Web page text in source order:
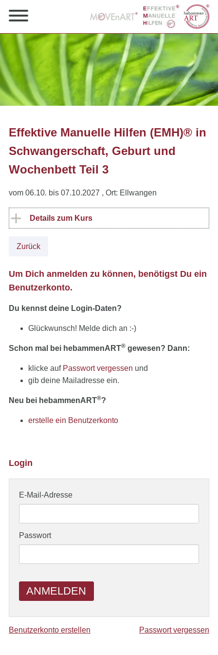
Effektive Manuelle Hilfen (EMH)® in
Schwangerschaft, Geburt und
Wochenbett Teil 3
vom 06.10. bis 07.10.2027 , Ort: Ellwangen
Details zum Kurs
Zurück
Um Dich anmelden zu können, benötigst Du ein
Benutzerkonto.
Du kennst deine Login-Daten?
Glückwunsch! Melde dich an :-)
Schon mal bei hebammenART® gewesen? Dann:
klicke auf Passwort vergessen und
gib deine Mailadresse ein.
Neu bei hebammenART®?
erstelle ein Benutzerkonto
Login
E-Mail-Adresse
Passwort
ANMELDEN
Benutzerkonto erstellen Passwort vergessen